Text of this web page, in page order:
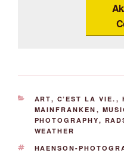
KATEGORIEN
ART, C’EST LA VIE. ,
MAINFRANKEN ,
PHOTOGRAPHY,
WEATHER
SCHLAGWÖRTER
HAENSON-